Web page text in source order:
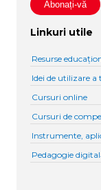
Linkuri utile
Resurse
Idei de utilizare
Cursuri online
Cursuri de
Instrumente,
Pedagogie